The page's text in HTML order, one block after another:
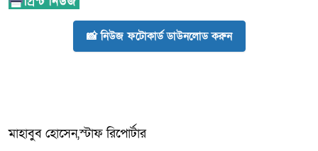
📸 নিউজ ফটোকার্ড ডাউনলোড করুন
মাহাবুব হোসেন,স্টাফ রিপোর্টার